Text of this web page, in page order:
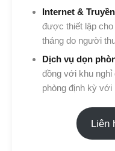
Internet &
được thiết lập
tháng do người
Dịch vụ dọn
đồng với khu
phòng định kỳ với
Liên